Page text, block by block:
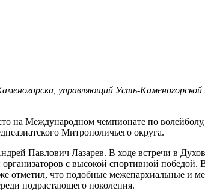
управляющий Усть-
на Международном чемпионате по
Митрополичьего округа.
Павлович Лазарев. В ходе встречи в
с высокой спортивной победой.
отметил, что подобные межепархиальные и
подрастающего поколения.